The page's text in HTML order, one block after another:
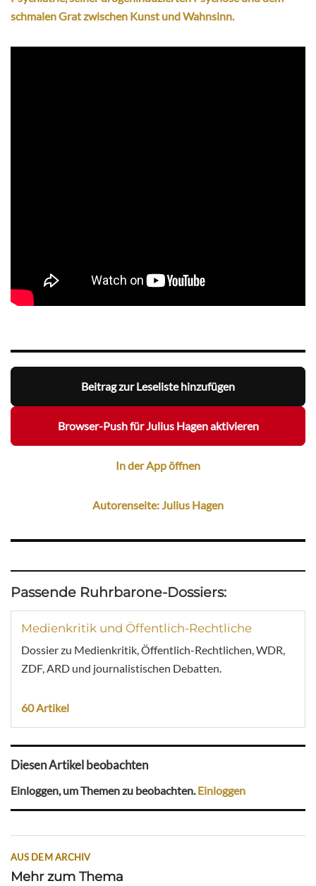
schmalen Grat zwischen Kunst und Wahnsinn.
Beitrag zur Leseliste hinzufügen
Browser-Push für Julius Hagen aktivieren
In der App öffnen
Autorenseite: Julius Hagen
Passende Ruhrbarone-Dossiers:
Medienkritik und Öffentlich-Rechtliche
Dossier zu Medienkritik, Öffentlich-Rechtlichen, WDR,
ZDF, ARD und journalistischen Debatten.
60 Artikel
Diesen Artikel beobachten
Einloggen, um Themen zu beobachten. Einloggen
AUS DEM ARCHIV
Mehr zum Thema